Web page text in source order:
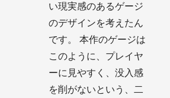
い現実感のあるゲージ
のデザインを考えたん
です。 本作のゲージは
このように、プレイヤ
ーに見やすく、没入感
を削がないという、二